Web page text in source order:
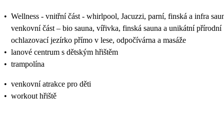
• Wellness - vnitřní část - whirlpool, Jacuzzi, parní, finská a infra
venkovní část – bio sauna, vířivka, finská sauna a unikátní přírodní
ochlazovací jezírko přímo v lese, odpočívárna a masáže
• lanové centrum s dětským hřištěm
• trampolína
• venkovní atrakce pro děti
• workout hřiště